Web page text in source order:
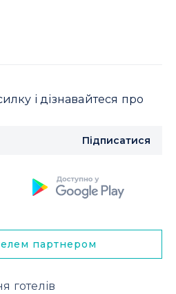
готелів
і дізнавайтеся про
Підписатися
партнером